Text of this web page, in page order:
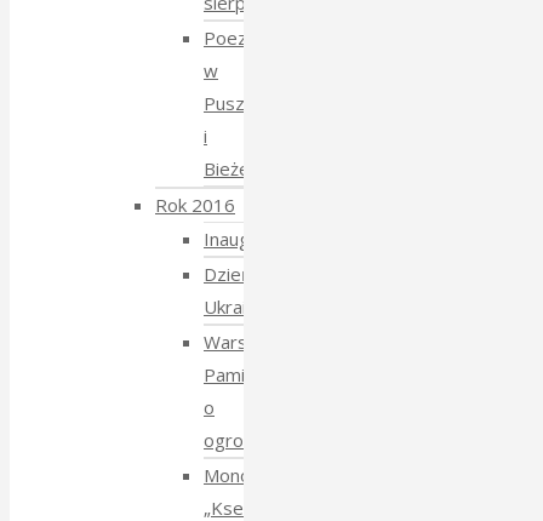
Poezja
w
Puszczy
i
Bieżeństwo
Rok 2016
Inauguracja
Dzień
Ukraiński
Warsztaty:
Pamiętajmy
o
ogrodach
Monodram
„Ksenia”